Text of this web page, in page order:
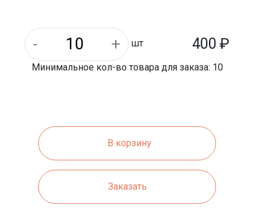
шт 400 ₽
Минимальное кол-во товара для заказа: 10
В корзину
Заказать